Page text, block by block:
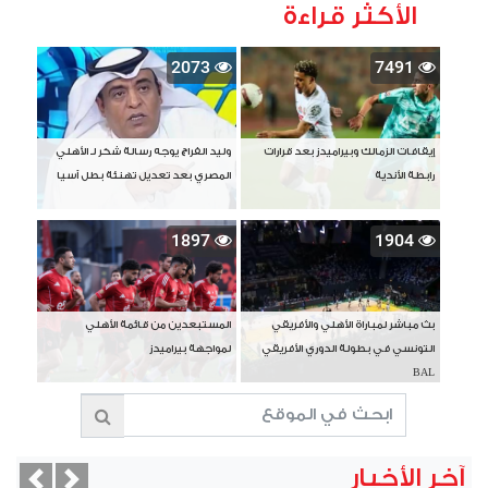
الأكثر قراءة
7491
إيقافات الزمالك وبيراميدز بعد قرارات
رابطة الأندية
2073
وليد الفراج يوجه رسالة شكر لـ الأهلي
المصري بعد تعديل تهنئة بطل آسيا
1904
بث مباشر لمباراة الأهلي والأفريقي
التونسي في بطولة الدوري الأفريقي
BAL
1897
المستبعدين من قائمة الأهلي
لمواجهة بيراميدز
آخر الأخبار